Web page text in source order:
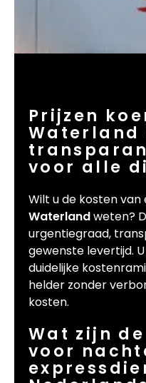
Prijzen
Waterland
voor alle
Wilt u de kosten van
Waterlandweten?
urgentiegraad,
gewenste levertijd.
duidelijke
helder zonder
kosten.
Wat zijn
voor